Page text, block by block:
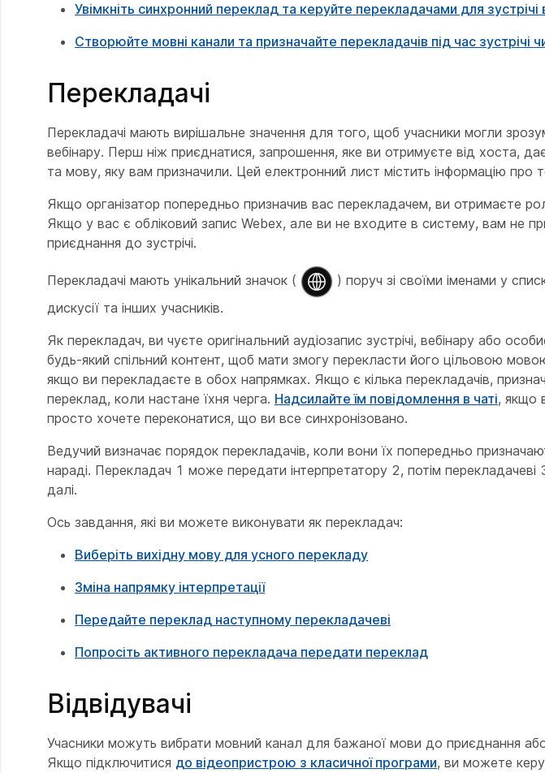
Увімкніть синхронний переклад та керуйте перекладачами для зустрічі
Створюйте мовні канали та призначайте перекладачів під час зустрічі
Перекладачі
Перекладачі мають вирішальне значення для того, щоб учасники могли
вебінару. Перш ніж приєднатися, запрошення, яке ви отримуєте від хоста,
та мову, яку вам призначили. Цей електронний лист містить інформацію про
Якщо організатор попередньо призначив вас перекладачем, ви отримаєте
Якщо у вас є обліковий запис Webex, але ви не входите в систему, вам не
приєднання до зустрічі.
Перекладачі мають унікальний значок (
) поруч зі своїми іменами у
дискусії та інших учасників.
Як перекладач, ви чуєте оригінальний аудіозапис зустрічі, вебінару або
будь-який спільний контент, щоб мати змогу перекласти його цільовою
якщо ви перекладаєте в обох напрямках. Якщо є кілька перекладачів,
переклад, коли настане їхня черга. Надсилайте їм повідомлення в чаті, якщо
просто хочете переконатися, що ви все синхронізовано.
Ведучий визначає порядок перекладачів, коли вони їх попередньо
нараді. Перекладач 1 може передати інтерпретатору 2, потім
далі.
Ось завдання, які ви можете виконувати як перекладач:
Виберіть вихідну мову для усного перекладу
Зміна напрямку інтерпретації
Передайте переклад наступному перекладачеві
Попросіть активного перекладача передати переклад
Відвідувачі
Учасники можуть вибрати мовний канал для бажаної мови до приєднання або
Якщо підключитися до відеопристрою з класичної програми, ви можете